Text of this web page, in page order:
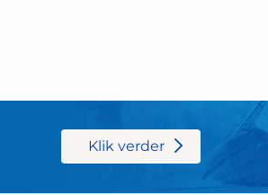
Klik verder